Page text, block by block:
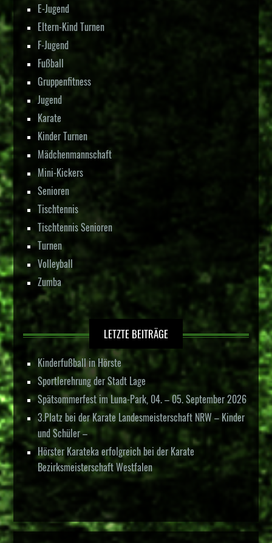
E-Jugend
Eltern-Kind Turnen
F-Jugend
Fußball
Gruppenfitness
Jugend
Karate
Kinder Turnen
Mädchenmannschaft
Mini-Kickers
Senioren
Tischtennis
Tischtennis Senioren
Turnen
Volleyball
Zumba
LETZTE BEITRÄGE
Kinderfußball in Hörste
Sportlerehrung der Stadt Lage
Spätsommerfest im Luna-Park, 04. – 05. September 2026
3.Platz bei der Karate Landesmeisterschaft NRW – Kinder
und Schüler –
Hörster Karateka erfolgreich bei der Karate
Bezirksmeisterschaft Westfalen